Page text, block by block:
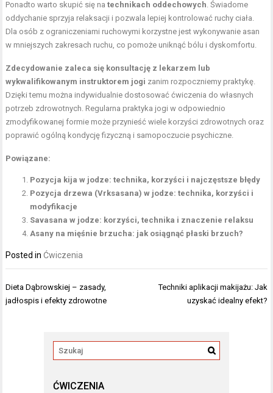
Ponadto warto skupić się natechnikach oddechowych . Świadome
oddychanie sprzyja relaksacji i pozwala lepiej kontrolować ruchy ciała.
Dla osób z ograniczeniami ruchowymi korzystne jest wykonywanie asan
w mniejszych zakresach ruchu, co pomoże uniknąć bólu i dyskomfortu.
Zdecydowanie zaleca się konsultację z lekarzem lub
wykwalifikowanym instruktorem jogi zanim rozpoczniemy praktykę.
Dzięki temu można indywidualnie dostosować ćwiczenia do własnych
potrzeb zdrowotnych. Regularna praktyka jogi w odpowiednio
zmodyfikowanej formie może przynieść wiele korzyści zdrowotnych oraz
poprawić ogólną kondycję fizyczną i samopoczucie psychiczne.
Powiązane:
Pozycja kija w jodze: technika, korzyści i najczęstsze błędy
Pozycja drzewa (Vrksasana) w jodze: technika, korzyści i
modyfikacje
Savasana w jodze: korzyści, technika i znaczenie relaksu
Asany na mięśnie brzucha: jak osiągnąć płaski brzuch?
Posted in Ćwiczenia
Nawigacja
wpisu
Dieta Dąbrowskiej – zasady,
jadłospis i efekty zdrowotne
Techniki aplikacji makijażu: Jak
uzyskać idealny efekt?
ĆWICZENIA